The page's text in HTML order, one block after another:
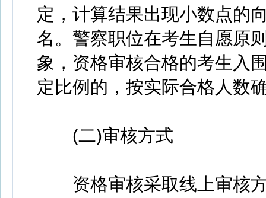
定，计算结果出现小数点的
名。警察职位在考生自愿原
象，资格审核合格的考生入
定比例的，按实际合格人数
(二)审核方式
资格审核采取线上审核方